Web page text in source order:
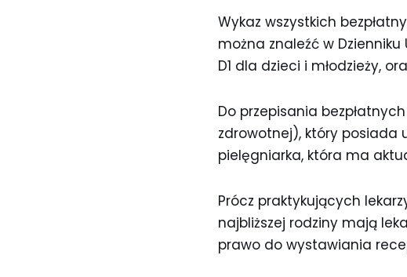
Wykaz wszystkich
można znaleźć w
D1 dla dzieci i młodzieży,
Do przepisania
zdrowotnej), który posiada
pielęgniarka, która ma
Prócz praktykujących
najbliższej rodziny mają
prawo do wystawiania